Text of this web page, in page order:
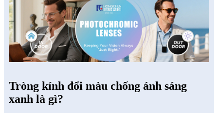
Tròng kính đổi màu chống ánh sáng
xanh là gì?